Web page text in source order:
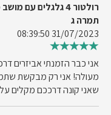
רולטור 4 גלגלים עם מושב מתקפל
תמרה ג
31/07/2023 08:39:50
אני כבר הזמנתי אביזרים
מעולה! אני רק מבקשת
שאני קונה דרככם מקלים